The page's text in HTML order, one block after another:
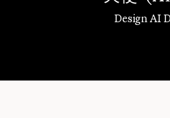
Design AI